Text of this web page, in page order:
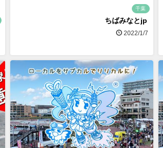
千葉
ちばみなとjp
2022/1/7